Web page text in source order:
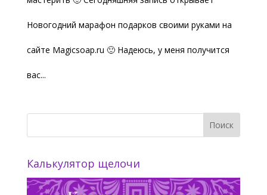
Новогодний марафон подарков своими руками на
сайте Magicsoap.ru 🙂 Надеюсь, у меня получится
вас...
Калькулятор щелочи